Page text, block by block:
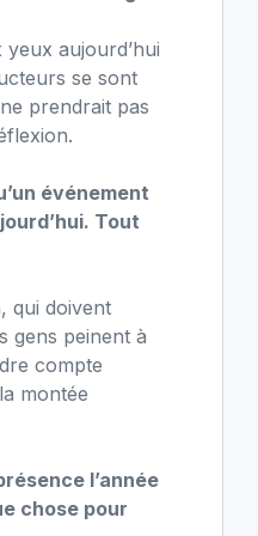
aujourd’hui
se sont
prendrait pas
événement
Tout
qui doivent
gens peinent à
compte
montée
l’année
chose pour